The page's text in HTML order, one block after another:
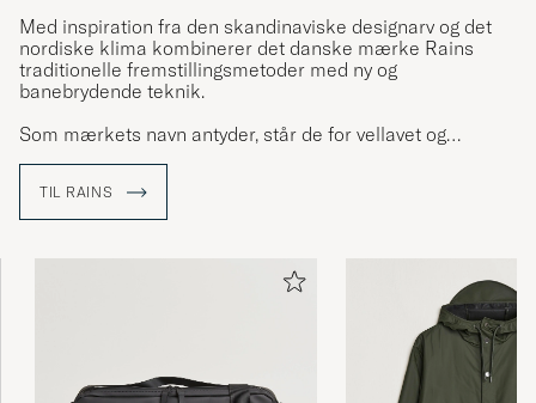
Med inspiration fra den skandinaviske designarv og det
nordiske klima kombinerer det danske mærke Rains
traditionelle fremstillingsmetoder med ny og
banebrydende teknik.
Som mærkets navn antyder, står de for vellavet og
livet fuldt ud, selv de regnfulde dage.
TIL RAINS